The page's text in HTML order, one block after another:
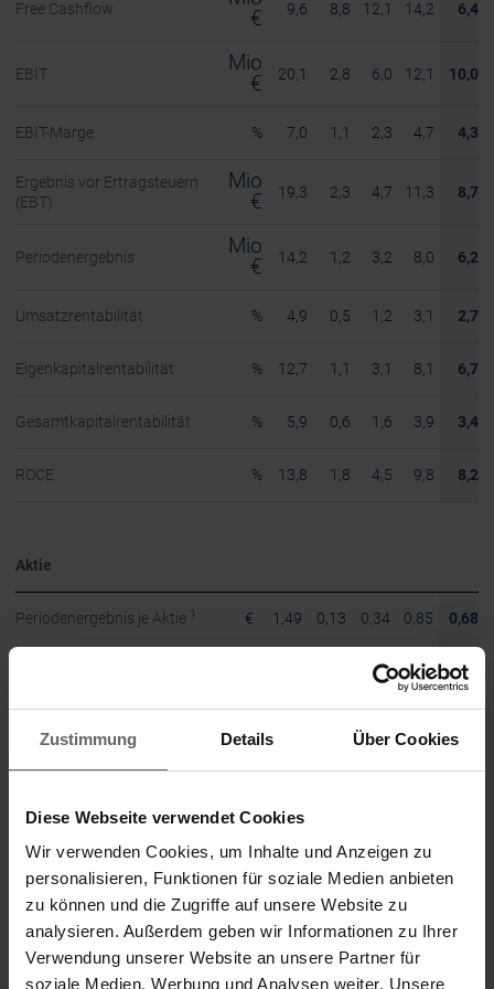
Zustimmung Details Über Cookies
Diese Webseite verwendet Cookies
Wir verwenden Cookies, um Inhalte und Anzeigen zu
personalisieren, Funktionen für soziale Medien anbieten
zu können und die Zugriffe auf unsere Website zu
analysieren. Außerdem geben wir Informationen zu Ihrer
Verwendung unserer Website an unsere Partner für
soziale Medien, Werbung und Analysen weiter. Unsere
Free Cashflow
€
9,6 8,8 12,1 14,2 6,4
EBIT
Mio
€
20,1 2,8 6,0 12,1 10,0
EBIT-Marge % 7,0 1,1 2,3 4,7 4,3
Ergebnis vor Ertragsteuern
(EBT)
Mio
€
19,3 2,3 4,7 11,3 8,7
Periodenergebnis
Mio
€
14,2 1,2 3,2 8,0 6,2
Umsatzrentabilität % 4,9 0,5 1,2 3,1 2,7
Eigenkapitalrentabilität % 12,7 1,1 3,1 8,1 6,7
Gesamtkapitalrentabilität % 5,9 0,6 1,6 3,9 3,4
ROCE % 13,8 1,8 4,5 9,8 8,2
Aktie
Periodenergebnis je Aktie 1 € 1,49 0,13 0,34 0,85 0,68
1,27 1,51 0,70
Dividende je Aktie € 0,95 1,15
Mitarbeiter am
Jahresende
Konzern Personen 1.020 993